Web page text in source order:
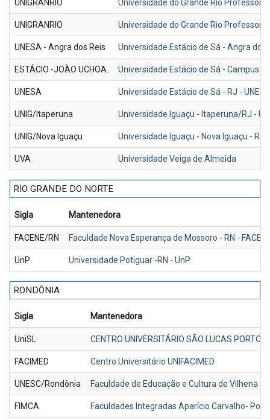
UNIGRANRIO Universidade do Grande Rio Professor
UNIGRANRIO Universidade do Grande Rio Professor
UNESA - Angra dos Reis Universidade Estácio de Sá - Angra dos
ESTÁCIO -JOÀO UCHOA. Universidade Estácio de Sá - Campus
UNESA Universidade Estácio de Sá - RJ -
UNIG/Itaperuna Universidade Iguaçu - Itaperuna/RJ -
UNIG/Nova Iguaçu Universidade Iguaçu - Nova Iguaçu - RJ
UVA Universidade Veiga de Almeida
RIO GRANDE DO NORTE
Sigla Mantenedora
FACENE/RN Faculdade Nova Esperança de Mossoro - RN -
UnP Universidade Potiguar -RN - UnP
RONDÔNIA
Sigla Mantenedora
UniSL CENTRO UNIVERSITÁRIO SÃO LUCAS PORTO
FACIMED Centro Universitário UNIFACIMED
UNESC/Rondônia Faculdade de Educação e Cultura de Vilhena -
FIMCA Faculdades Integradas Aparício Carvalho-